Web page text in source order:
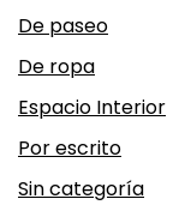
De paseo
De ropa
Espacio Interior
Por escrito
Sin categoría